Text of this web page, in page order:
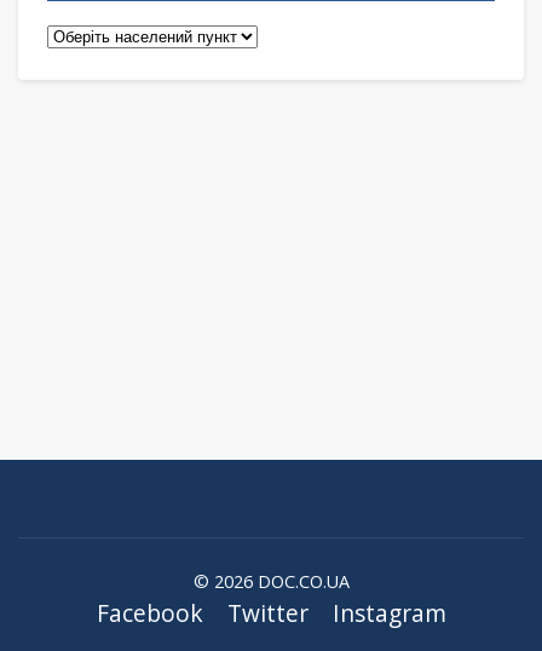
Педіатри
© 2026 DOC.CO.UA
Facebook Twitter Instagram